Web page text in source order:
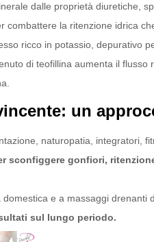
dalle proprietà diuretiche,
combattere la ritenzione idrica
ricco in potassio, depurativo
di teofillina aumenta il flusso
un
naturopatia, integratori,
sconfiggere gonfiori,
domestica e a massaggi
sul lungo periodo.